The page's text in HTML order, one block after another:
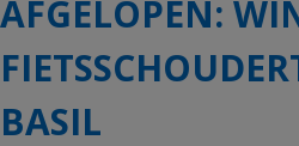
AFGELOPEN:
BASIL